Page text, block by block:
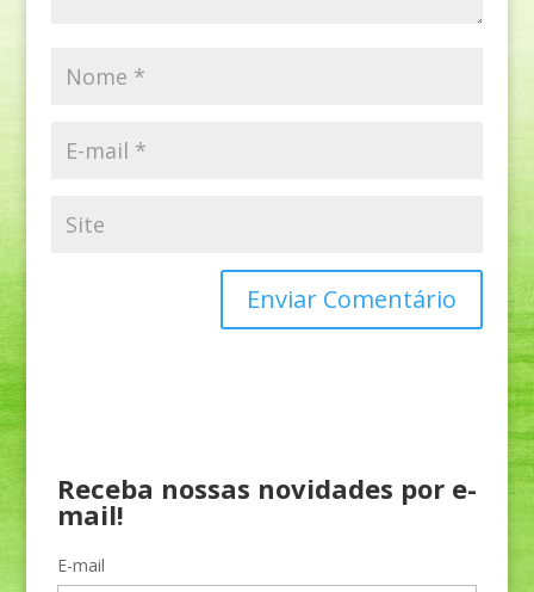
Receba nossas novidades por e-
mail!
E-mail